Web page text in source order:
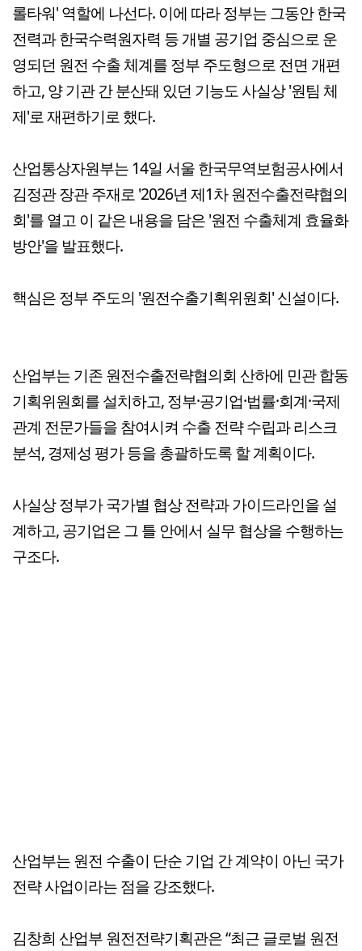
롤타워' 역할에 나선다. 이에 따라 정부는 그동안 한국
전력과 한국수력원자력 등 개별 공기업 중심으로 운
영되던 원전 수출 체계를 정부 주도형으로 전면 개편
하고, 양 기관 간 분산돼 있던 기능도 사실상 '원팀 체
제'로 재편하기로 했다.
산업통상자원부는 14일 서울 한국무역보험공사에서
김정관 장관 주재로 '2026년 제1차 원전수출전략협의
회'를 열고 이 같은 내용을 담은 '원전 수출체계 효율화
방안'을 발표했다.
핵심은 정부 주도의 '원전수출기획위원회' 신설이다.
산업부는 기존 원전수출전략협의회 산하에 민관 합동
기획위원회를 설치하고, 정부·공기업·법률·회계·국제
관계 전문가들을 참여시켜 수출 전략 수립과 리스크
분석, 경제성 평가 등을 총괄하도록 할 계획이다.
사실상 정부가 국가별 협상 전략과 가이드라인을 설
계하고, 공기업은 그 틀 안에서 실무 협상을 수행하는
구조다.
산업부는 원전 수출이 단순 기업 간 계약이 아닌 국가
전략 사업이라는 점을 강조했다.
김창희 산업부 원전전략기획관은 “최근 글로벌 원전